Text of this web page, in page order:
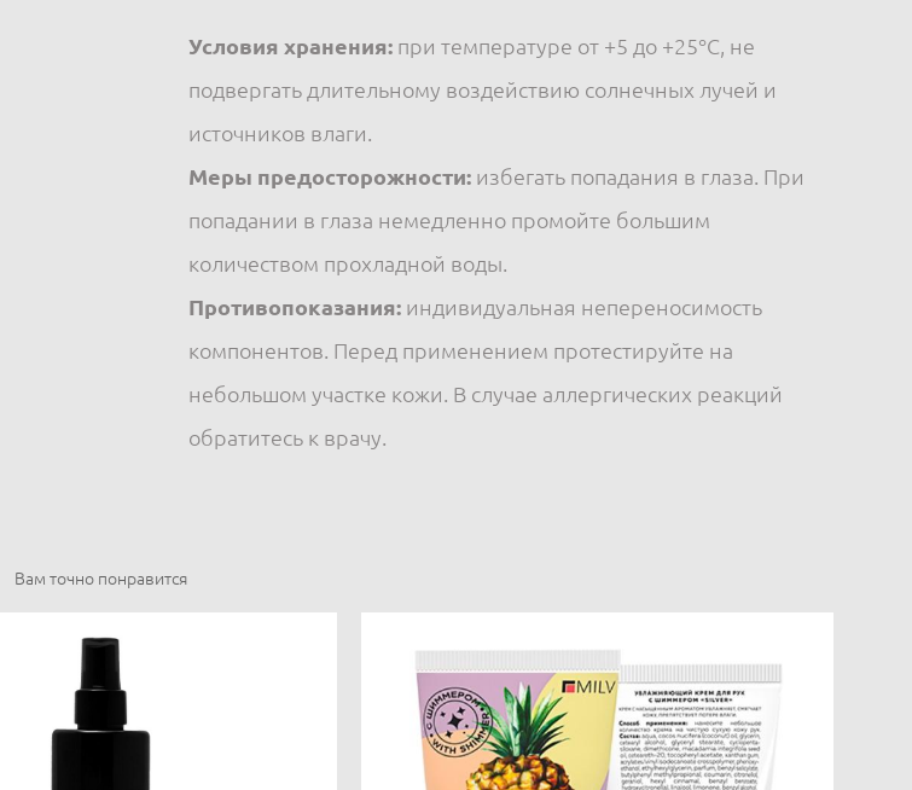
Условия хранения:при температуре от +5 до +25°С, не
подвергать длительному воздействию солнечных лучей и
источников влаги.
Меры предосторожности:избегать попадания в глаза. При
попадании в глаза немедленно промойте большим
количеством прохладной воды.
Противопоказания:индивидуальная непереносимость
компонентов. Перед применением протестируйте на
небольшом участке кожи. В случае аллергических реакций
обратитесь к врачу.
Вам точно понравится